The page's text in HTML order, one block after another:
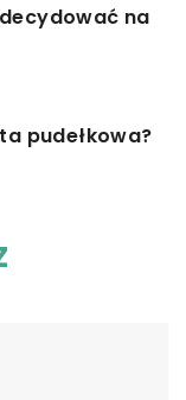
na
pudełkowa?